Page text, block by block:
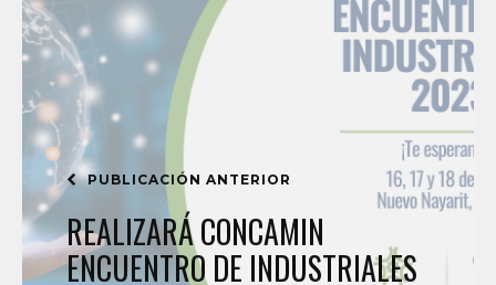
PUBLICACIÓN ANTERIOR
REALIZARÁ CONCAMIN
ENCUENTRO DE INDUSTRIALES